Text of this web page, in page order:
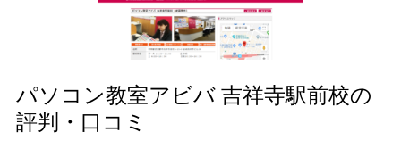
パソコン教室アビバ 吉祥寺駅前校の
評判・口コミ